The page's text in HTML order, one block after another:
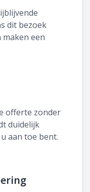
dit bezoek
een
offerte zonder
duidelijk
aan toe bent.